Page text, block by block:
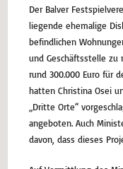
Der Balver
liegende ehemalige
befindlichen
und Geschäftsstelle zu
rund 300.000 Euro für
hatten Christina Osei
„Dritte Orte“
angeboten. Auch
davon, dass dieses